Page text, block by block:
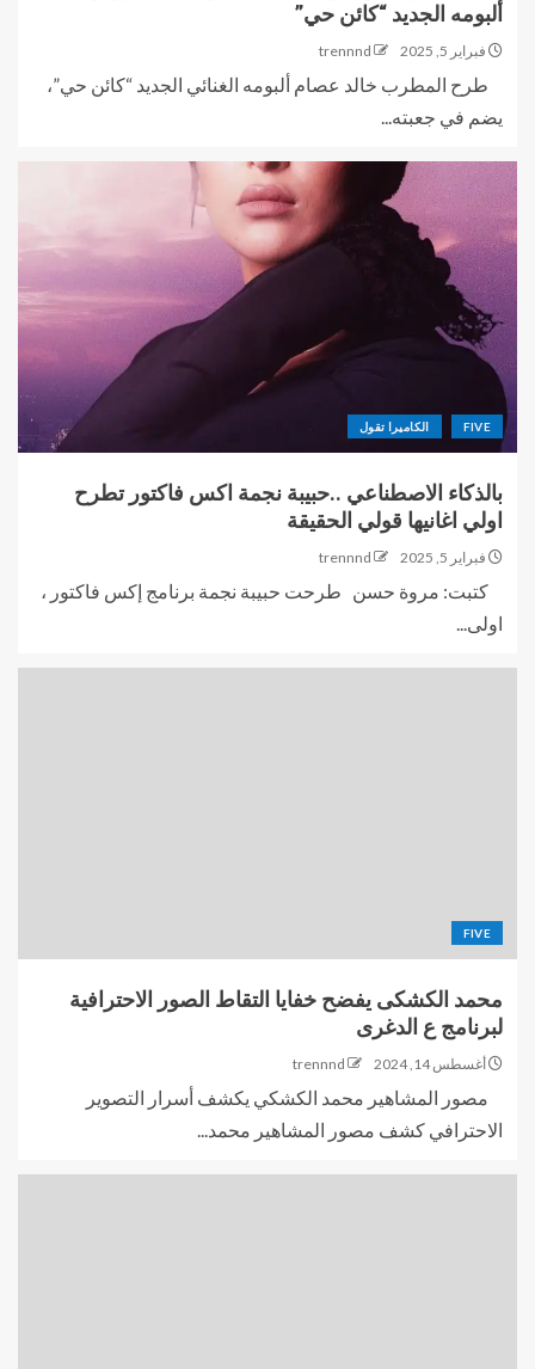
ألبومه الجديد “كائن حي”
فبراير 5, 2025 trennnd
طرح المطرب خالد عصام ألبومه الغنائي الجديد “كائن حي”،
يضم في جعبته...
FIVE الكاميرا تقول
بالذكاء الاصطناعي ..حبيبة نجمة اكس فاكتور تطرح
اولي اغانيها قولي الحقيقة
فبراير 5, 2025 trennnd
كتبت: مروة حسن طرحت حبيبة نجمة برنامج إكس فاكتور ،
اولى...
FIVE
محمد الكشكى يفضح خفايا التقاط الصور الاحترافية
لبرنامج ع الدغرى
أغسطس 14, 2024 trennnd
مصور المشاهير محمد الكشكي يكشف أسرار التصوير
الاحترافي كشف مصور المشاهير محمد...